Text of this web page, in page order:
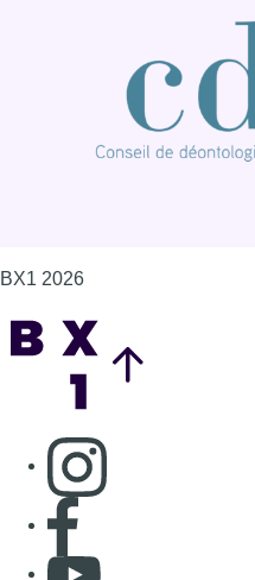
BX1 2026
Consulter page
Consulter page
Consulter Youtube